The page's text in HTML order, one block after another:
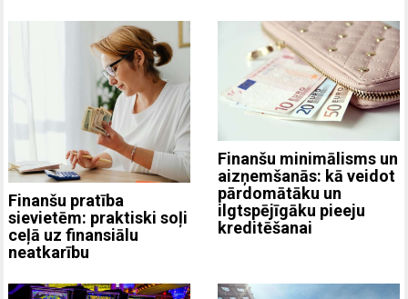
Finanšu pratība
sievietēm: praktiski soļi
ceļā uz finansiālu
neatkarību
Finanšu minimālisms un
aizņemšanās: kā veidot
pārdomātāku un
ilgtspējīgāku pieeju
kreditēšanai